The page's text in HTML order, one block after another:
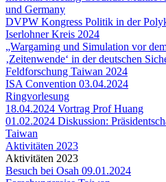
und Germany
DVPW Kongress Politik in der
Iserlohner Kreis 2024
„Wargaming und Simulation vor
‚Zeitenwende‘ in der deutschen
Feldforschung Taiwan 2024
ISA Convention 03.04.2024
Ringvorlesung
18.04.2024 Vortrag Prof Huang
01.02.2024 Diskussion:
Taiwan
Aktivitäten 2023
Aktivitäten 2023
Besuch bei Osah 09.01.2024